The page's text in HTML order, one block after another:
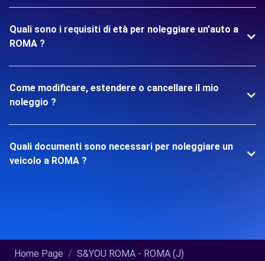
Quali sono i requisiti di età per noleggiare un'auto a
ROMA ?
Come modificare, estendere o cancellare il mio
noleggio ?
Quali documenti sono necessari per noleggiare un
veicolo a ROMA ?
Home Page S&YOU ROMA - ROMA (J)